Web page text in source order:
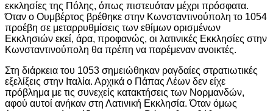
εκκλησίες της Πόλης, όπως πιστευόταν μέχρι πρόσφατα.
Όταν ο Ουμβέρτος βρέθηκε στην Κωνσταντινούπολη το 1054
προέβη σε μεταρρυθμίσεις των εθίμων ορισμένων
Εκκλησιών εκεί, άρα, προφανώς, οι λατινικές Εκκλησίες στην
Κωνσταντινούπολη θα πρέπη να παρέμεναν ανοικτές.
Στη διάρκεια του 1053 σημειώθηκαν ραγδαίες στρατιωτικές
εξελίξεις στην Ιταλία. Αρχικά ο Πάπας Λέων δεν είχε
πρόβλημα με τις συνεχείς κατακτήσεις των Νορμανδών,
αφού αυτοί ανήκαν στη Λατινική Εκκλησία. Όταν όμως